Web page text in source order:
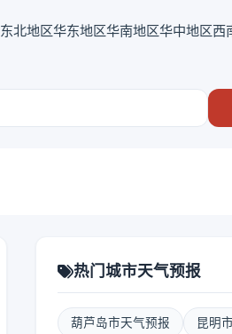
东北地区华东地区华南地区华中地区西
热门城市天气预报
葫芦岛市天气预报 昆明